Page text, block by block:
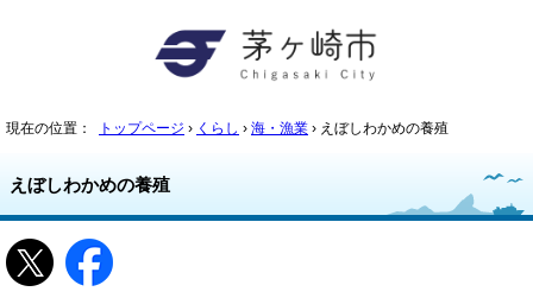
現在の位置： トップページ › くらし › 海・漁業 › えぼしわかめの養殖
えぼしわかめの養殖